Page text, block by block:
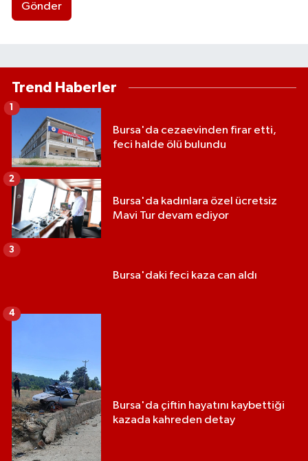
Gönder
Trend Haberler
Bursa'da cezaevinden firar etti,
feci halde ölü bulundu
1
Bursa'da kadınlara özel ücretsiz
Mavi Tur devam ediyor
2
Bursa'daki feci kaza can aldı
3
Bursa'da çiftin hayatını kaybettiği
kazada kahreden detay
4